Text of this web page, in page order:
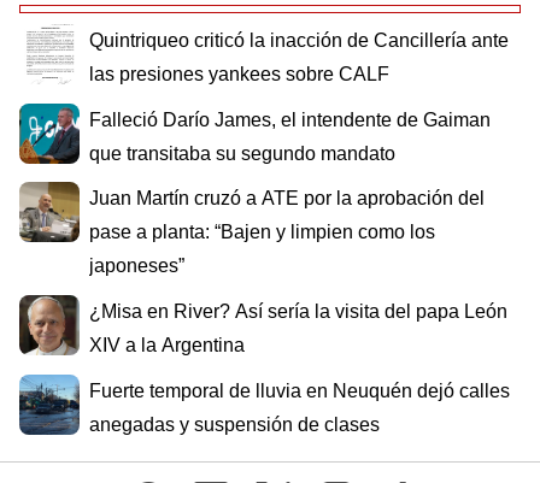
Quintriqueo criticó la inacción de Cancillería ante
las presiones yankees sobre CALF
Falleció Darío James, el intendente de Gaiman
que transitaba su segundo mandato
Juan Martín cruzó a ATE por la aprobación del
pase a planta: “Bajen y limpien como los
japoneses”
¿Misa en River? Así sería la visita del papa León
XIV a la Argentina
Fuerte temporal de lluvia en Neuquén dejó calles
anegadas y suspensión de clases